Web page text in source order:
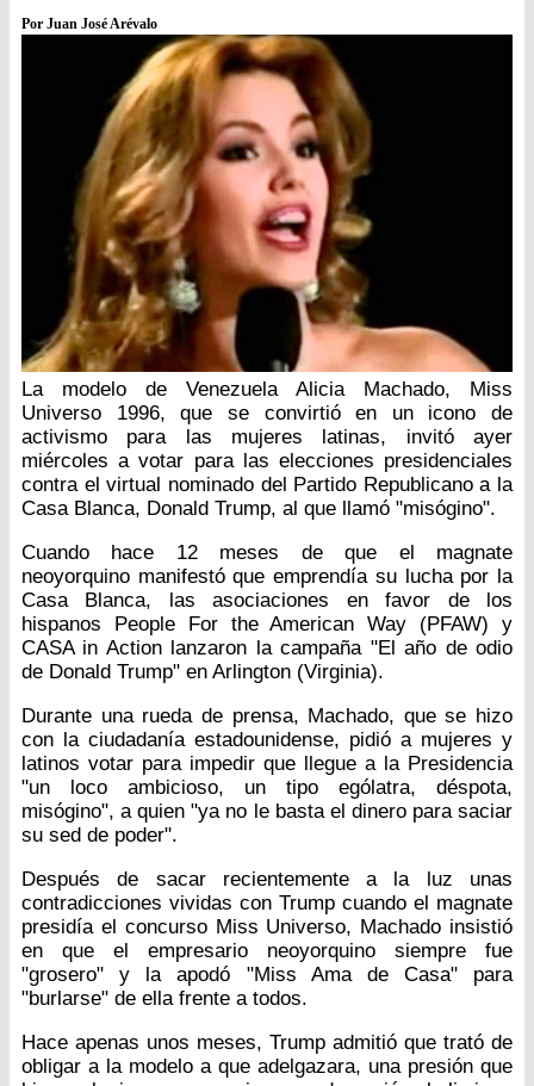
Por Juan José Arévalo
La modelo de Venezuela Alicia Machado, Miss
Universo 1996, que se convirtió en un icono de
activismo para las mujeres latinas, invitó ayer
miércoles a votar para las elecciones presidenciales
contra el virtual nominado del Partido Republicano a la
Casa Blanca, Donald Trump, al que llamó "misógino".
Cuando hace 12 meses de que el magnate
neoyorquino manifestó que emprendía su lucha por la
Casa Blanca, las asociaciones en favor de los
hispanos People For the American Way (PFAW) y
CASA in Action lanzaron la campaña "El año de odio
de Donald Trump" en Arlington (Virginia).
Durante una rueda de prensa, Machado, que se hizo
con la ciudadanía estadounidense, pidió a mujeres y
latinos votar para impedir que llegue a la Presidencia
"un loco ambicioso, un tipo ególatra, déspota,
misógino", a quien "ya no le basta el dinero para saciar
su sed de poder".
Después de sacar recientemente a la luz unas
contradicciones vividas con Trump cuando el magnate
presidía el concurso Miss Universo, Machado insistió
en que el empresario neoyorquino siempre fue
"grosero" y la apodó "Miss Ama de Casa" para
"burlarse" de ella frente a todos.
Hace apenas unos meses, Trump admitió que trató de
obligar a la modelo a que adelgazara, una presión que